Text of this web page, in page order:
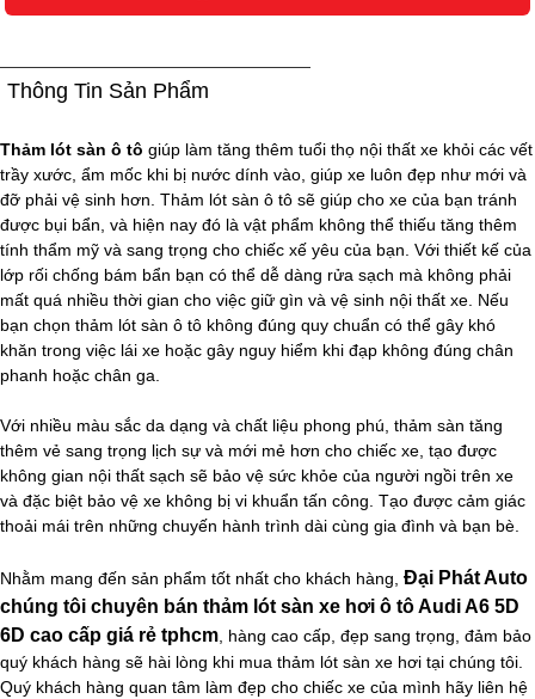
Thông Tin Sản Phẩm
Thảm lót sàn ô tô giúp làm tăng thêm tuổi thọ nội thất xe khỏi các vết
trầy xước, ẩm mốc khi bị nước dính vào, giúp xe luôn đẹp như mới và
đỡ phải vệ sinh hơn. Thảm lót sàn ô tô sẽ giúp cho xe của bạn tránh
được bụi bẩn, và hiện nay đó là vật phẩm không thể thiếu tăng thêm
tính thẩm mỹ và sang trọng cho chiếc xế yêu của bạn. Với thiết kế của
lớp rối chống bám bẩn bạn có thể dễ dàng rửa sạch mà không phải
mất quá nhiều thời gian cho việc giữ gìn và vệ sinh nội thất xe. Nếu
bạn chọn thảm lót sàn ô tô không đúng quy chuẩn có thể gây khó
khăn trong việc lái xe hoặc gây nguy hiểm khi đạp không đúng chân
phanh hoặc chân ga.
Với nhiều màu sắc da dạng và chất liệu phong phú, thảm sàn tăng
thêm vẻ sang trọng lịch sự và mới mẻ hơn cho chiếc xe, tạo được
không gian nội thất sạch sẽ bảo vệ sức khỏe của người ngồi trên xe
và đặc biệt bảo vệ xe không bị vi khuẩn tấn công. Tạo được cảm giác
thoải mái trên những chuyến hành trình dài cùng gia đình và bạn bè.
Nhằm mang đến sản phẩm tốt nhất cho khách hàng, Đại Phát Auto
chúng tôi chuyên bán thảm lót sàn xe hơi ô tô Audi A6 5D
6D cao cấp giá rẻ tphcm , hàng cao cấp, đẹp sang trọng, đảm bảo
quý khách hàng sẽ hài lòng khi mua thảm lót sàn xe hơi tại chúng tôi.
Quý khách hàng quan tâm làm đẹp cho chiếc xe của mình hãy liên hệ